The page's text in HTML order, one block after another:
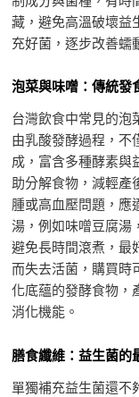
藏，避免高溫破壞益
充好菌，逐步改善蠕
泡菜與味噌：傳統發
台灣飲食中常見的泡
由乳酸發酵過程，不
成，富含多種酵素與
助分解食物，減輕產
腫或高血壓問題，應
湯，例如味噌豆腐湯
避免長時間滾煮，最
而失去活菌，購買時
化底蘊的發酵食物，
消化機能。
膳食纖維：益生菌的
單獨補充益生菌還不